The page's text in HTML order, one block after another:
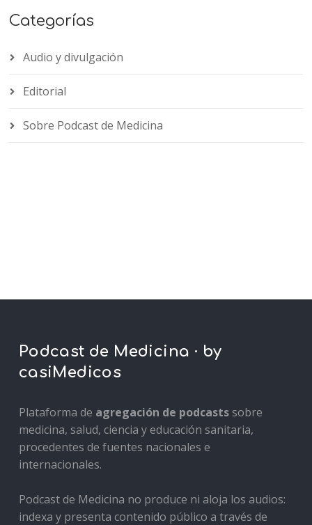
Categorías
Audio y divulgación
Editorial
Sobre Podcast de Medicina
Podcast de Medicina · by
casiMedicos
Plataforma de agregación de podcastssobre
medicina, salud, ciencia y educación sanitaria,
procedentes de fuentes nacionales e
internacionales.
Podcast de Medicina no produce ni aloja los audios:
indexa y presenta contenido público a través de